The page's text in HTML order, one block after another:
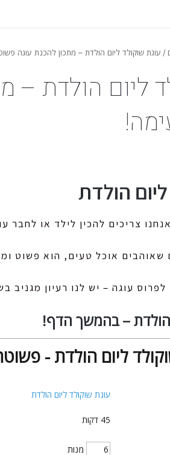
/ עוגת שוקולד ליום הולדת – מתכון להכנת עוגה
ליום הולדת –
הולדת
צריכים להכין לילד או
שאוהבים אוכל טעים, הוא פשוט
עוגה – יש לנו רעיון מגניב
הולדת – בהמשך הדף!
ליום הולדת -
עוגת שוקולד ליום הולדת
45 דקות
מנות